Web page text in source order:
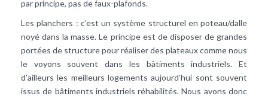
par principe, pas de faux-plafonds.
Les planchers : c’est un système structurel en poteau/dalle
noyé dans la masse. Le principe est de disposer de grandes
portées de structure pour réaliser des plateaux comme nous
le voyons souvent dans les bâtiments industriels. Et
d’ailleurs les meilleurs logements aujourd’hui sont souvent
issus de bâtiments industriels réhabilités. Nous avons donc